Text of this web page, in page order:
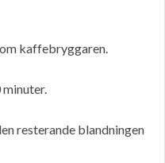
kaffebryggaren.
minuter.
resterande blandningen